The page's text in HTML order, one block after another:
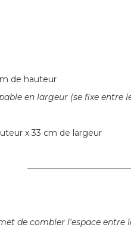
de hauteur
en largeur (se fixe entre
x 33 cm de largeur
de combler l'espace entre